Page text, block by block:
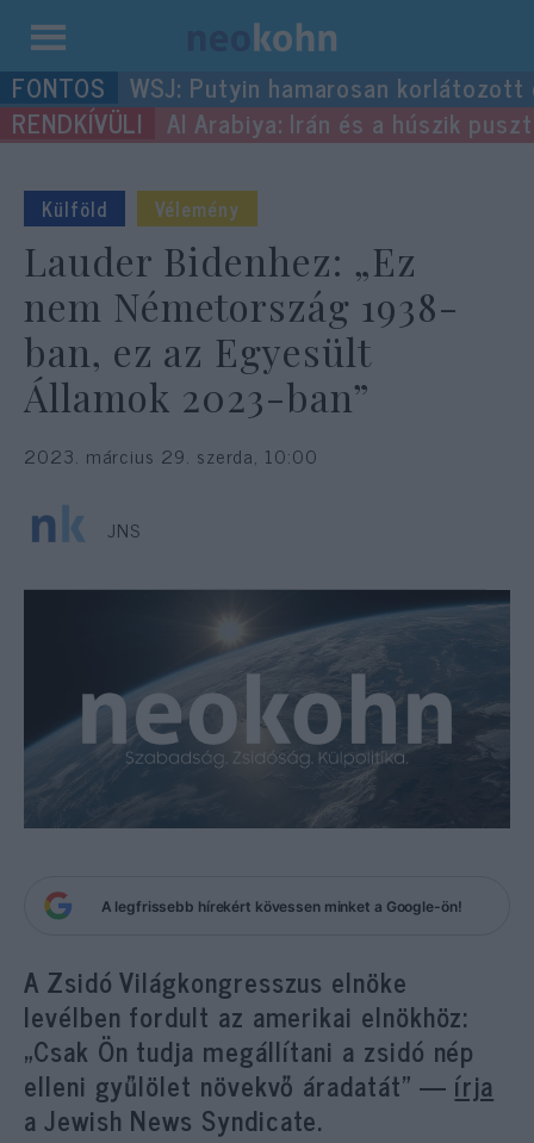
Kilépés
a
tartalomba
WSJ: Putyin hamarosan
Al Arabiya: Irán és a húszik
Külföld Vélemény
Lauder Bidenhez: „Ez
nem Németország 1938-
ban, ez az Egyesült
Államok 2023-ban”
2023. március 29. szerda, 10:00
JNS
A legfrissebb hírekért kövessen minket a Google-ön!
A Zsidó Világkongresszus elnöke
levélben fordult az amerikai elnökhöz:
„Csak Ön tudja megállítani a zsidó nép
elleni gyűlölet növekvő áradatát” — írja
a Jewish News Syndicate.